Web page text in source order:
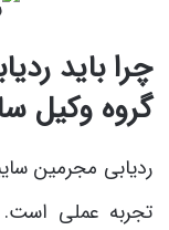
چرا باید
گروه وکیل
ردیابی مجرمین
تجربه عملی است.